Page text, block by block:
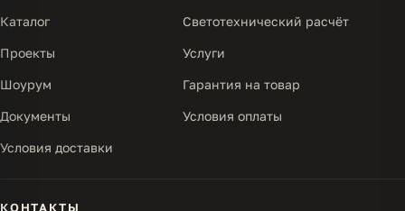
Каталог Светотехнический расчёт
Проекты Услуги
Шоурум Гарантия на товар
Документы Условия оплаты
Условия доставки
КОНТАКТЫ